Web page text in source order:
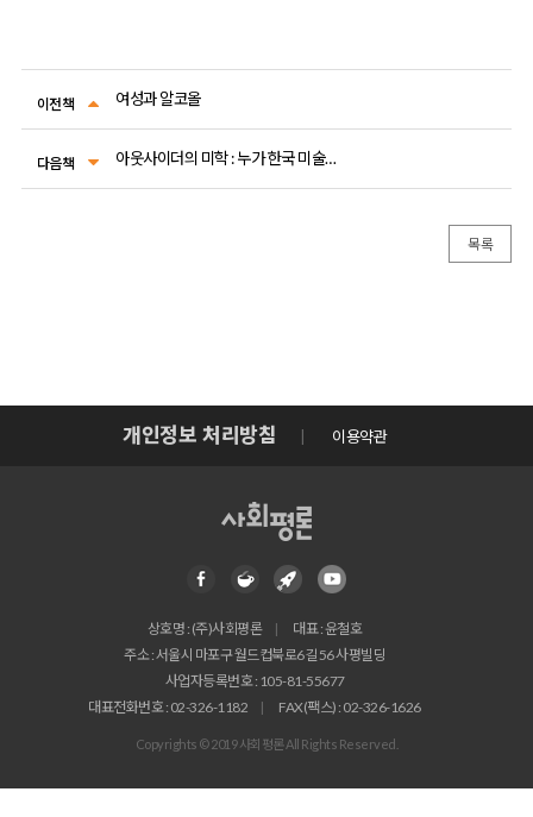
이전책 여성과 알코올
다음책 아웃사이더의 미학 : 누가 한국 미술가인가?
목록
개인정보 처리방침 이용약관
상호명 : (주)사회평론
대표 : 윤철호
주소 : 서울시 마포구 월드컵북로6길 56 사평빌딩
사업자등록번호 : 105-81-55677
대표전화번호 : 02-326-1182
FAX(팩스) : 02-326-1626
Copyrights © 2019 사회평론 All Rights Reserved.